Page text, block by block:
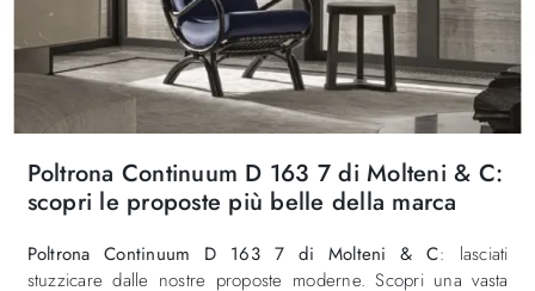
Poltrona Continuum D 163 7 di Molteni & C:
scopri le proposte più belle della marca
Poltrona Continuum D 163 7 di Molteni & C: lasciati
stuzzicare dalle nostre proposte moderne. Scopri una vasta